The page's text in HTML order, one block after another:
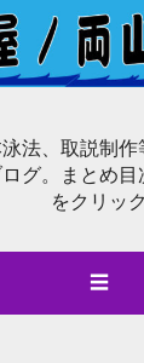
法、取説制
グ。まとめ目
をクリック
☰